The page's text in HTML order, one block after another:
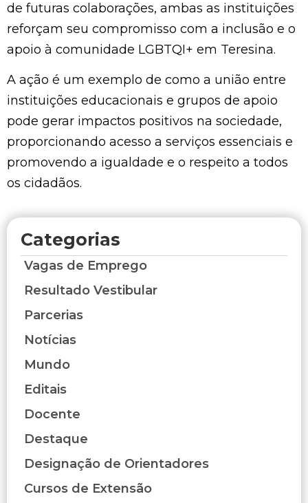
de futuras colaborações, ambas as instituições
reforçam seu compromisso com a inclusão e o
apoio à comunidade LGBTQI+ em Teresina.
A ação é um exemplo de como a união entre
instituições educacionais e grupos de apoio
pode gerar impactos positivos na sociedade,
proporcionando acesso a serviços essenciais e
promovendo a igualdade e o respeito a todos
os cidadãos.
Categorias
Vagas de Emprego
Resultado Vestibular
Parcerias
Notícias
Mundo
Editais
Docente
Destaque
Designação de Orientadores
Cursos de Extensão